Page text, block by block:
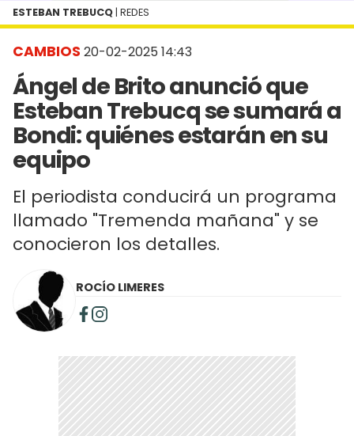
CAMBIOS 20-02-2025 14:43
Ángel de Brito anunció que
Esteban Trebucq se sumará a
Bondi: quiénes estarán en su
equipo
El periodista conducirá un programa
llamado "Tremenda mañana" y se
conocieron los detalles.
ESTEBAN TREBUCQ | REDES
ROCÍO LIMERES